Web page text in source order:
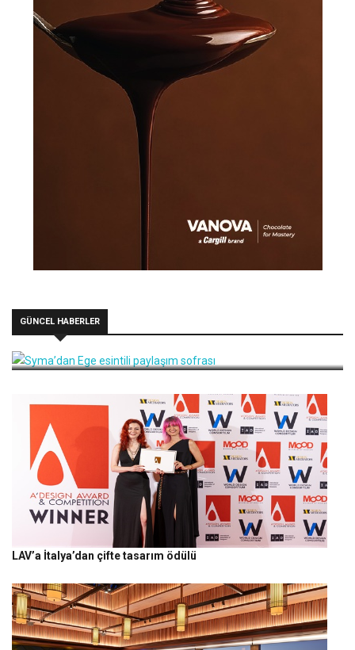
GÜNCEL HABERLER
Syma’dan Ege esintili paylaşım sofrası
LAV’a İtalya’dan çifte tasarım ödülü